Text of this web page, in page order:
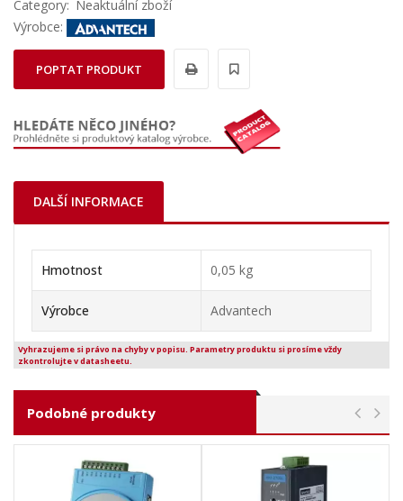
Category: Neaktuální zboží
Výrobce:
POPTAT PRODUKT
DALŠÍ INFORMACE
Hmotnost 0,05 kg
Výrobce Advantech
Vyhrazujeme si právo na chyby v popisu. Parametry produktu si prosíme vždy
zkontrolujte v datasheetu.
Podobné produkty